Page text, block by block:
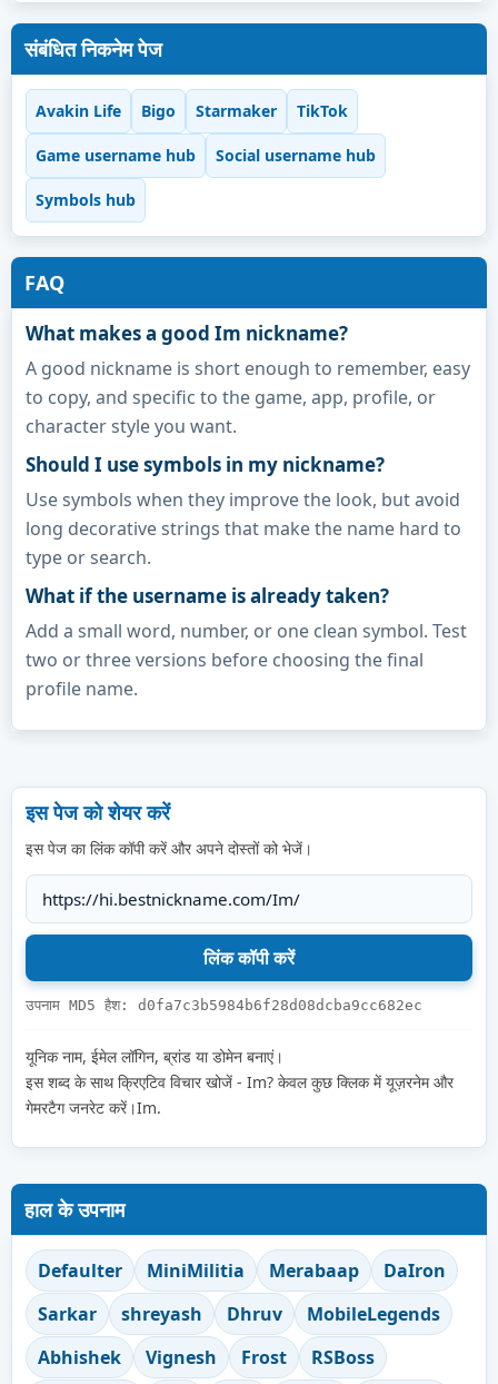
संबंधित निकनेम पेज
Avakin Life Bigo Starmaker TikTok
Game username hub Social username hub
Symbols hub
FAQ
What makes a good Im nickname?
A good nickname is short enough to remember, easy
to copy, and specific to the game, app, profile, or
character style you want.
Should I use symbols in my nickname?
Use symbols when they improve the look, but avoid
long decorative strings that make the name hard to
type or search.
What if the username is already taken?
Add a small word, number, or one clean symbol. Test
two or three versions before choosing the final
profile name.
इस पेज को शेयर करें
इस पेज का लिंक कॉपी करें और अपने दोस्तों को भेजें।
उपनाम MD5 हैश: d0fa7c3b5984b6f28d08dcba9cc682ec
यूनिक नाम, ईमेल लॉगिन, ब्रांड या डोमेन बनाएं।
इस शब्द के साथ क्रिएटिव विचार खोजें - Im? केवल कुछ क्लिक में यूज़रनेम और
गेमरटैग जनरेट करें।Im.
हाल के उपनाम
Defaulter MiniMilitia Merabaap
DaIron
Sarkar
shreyash Dhruv
MobileLegends
Abhishek
Vignesh Frost RSBoss